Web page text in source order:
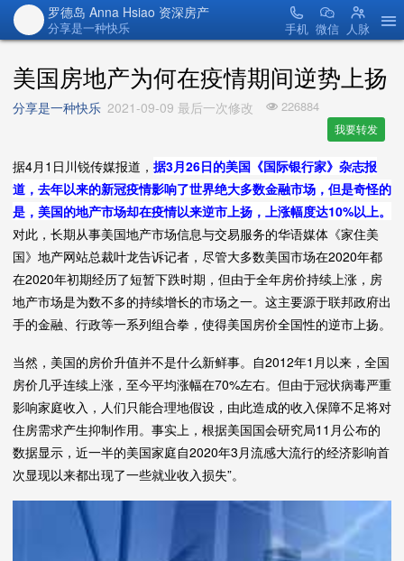
罗德岛 Anna Hsiao 资深房产
分享是一种快乐 手机 微信 人脉
美国房地产为何在疫情期间逆势上扬
分享是一种快乐 2021-09-09 最后一次修改 226884
我要转发
据4月1日川锐传媒报道， 据3月26日的美国《国际银行家》杂志报
道，去年以来的新冠疫情影响了世界绝大多数金融市场，但是奇怪的
是，美国的地产市场却在疫情以来逆市上扬，上涨幅度达10%以上。
对此，长期从事美国地产市场信息与交易服务的华语媒体《家住美
国》地产网站总裁叶龙告诉记者，尽管大多数美国市场在2020年都
在2020年初期经历了短暂下跌时期，但由于全年房价持续上涨，房
地产市场是为数不多的持续增长的市场之一。这主要源于联邦政府出
手的金融、行政等一系列组合拳，使得美国房价全国性的逆市上扬。
当然，美国的房价升值并不是什么新鲜事。自2012年1月以来，全国
房价几乎连续上涨，至今平均涨幅在70%左右。但由于冠状病毒严重
影响家庭收入，人们只能合理地假设，由此造成的收入保障不足将对
住房需求产生抑制作用。事实上，根据美国国会研究局11月公布的
数据显示，近一半的美国家庭自2020年3月流感大流行的经济影响首
次显现以来都出现了一些就业收入损失”。